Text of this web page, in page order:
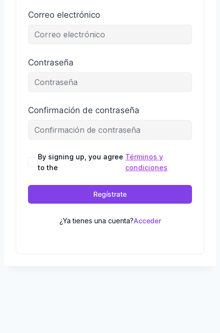
Correo electrónico
Contraseña
Confirmación de contraseña
By signing up, you agree
to the
Términos y
condiciones
Regístrate
¿Ya tienes una cuenta?Acceder